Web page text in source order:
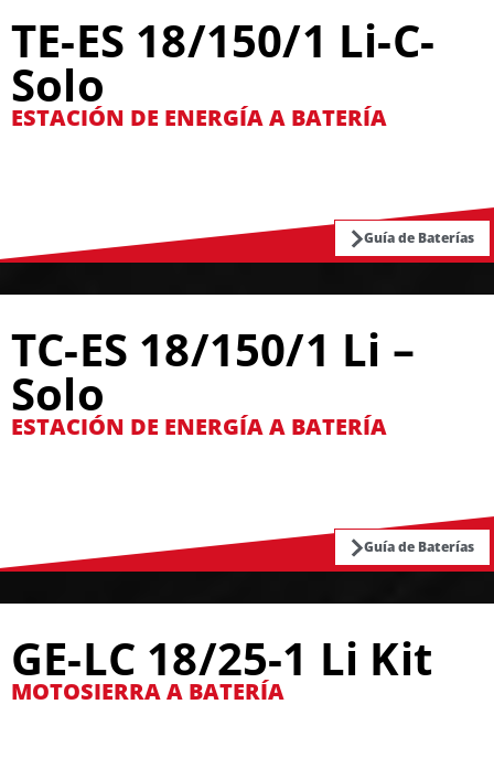
TE-ES 18/150/1 Li-C-
Solo
ESTACIÓN DE ENERGÍA A BATERÍA
Guía de Baterías
TC-ES 18/150/1 Li –
Solo
ESTACIÓN DE ENERGÍA A BATERÍA
Guía de Baterías
GE-LC 18/25-1 Li Kit
MOTOSIERRA A BATERÍA